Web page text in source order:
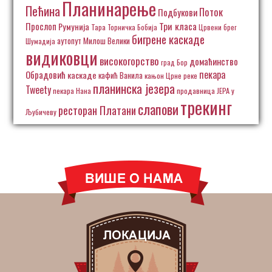
Пећина Планинарење ПодбуковиПоток
Прослоп Румунија Тара Торничка Бобија Три класа Црвени брег
Шумадија аутопут Милош Велики бигрене каскаде
видиковци високогорство град Бор домаћинство
Обрадовић каскаде кафић Ванилакањон Црне реке пекара
Tweetyпекара Нана планинска језера продавница ЈЕРА у
Љубичеву ресторан Платанислаповитрекинг